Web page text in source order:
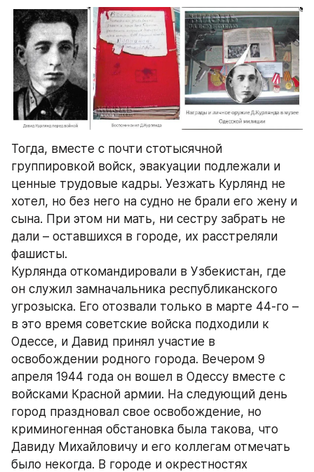
Тогда, вместе с почти стотысячной
группировкой войск, эвакуации подлежали и
ценные трудовые кадры. Уезжать Курлянд не
хотел, но без него на судно не брали его жену и
сына. При этом ни мать, ни сестру забрать не
дали – оставшихся в городе, их расстреляли
фашисты.
Курлянда откомандировали в Узбекистан, где
он служил замначальника республиканского
угрозыска. Его отозвали только в марте 44-го –
в это время советские войска подходили к
Одессе, и Давид принял участие в
освобождении родного города. Вечером 9
апреля 1944 года он вошел в Одессу вместе с
войсками Красной армии. На следующий день
город праздновал свое освобождение, но
криминогенная обстановка была такова, что
Давиду Михайловичу и его коллегам отмечать
было некогда. В городе и окрестностях